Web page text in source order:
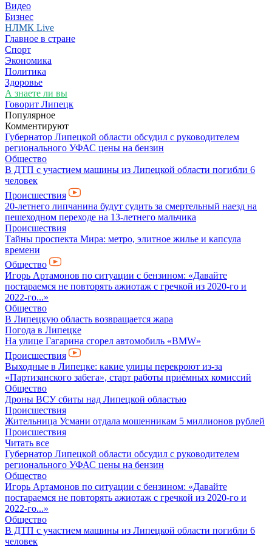
Видео
Бизнес
НЛМК Live
Главное в стране
Спорт
Экономика
Политика
Здоровье
А знаете ли вы
Говорит Липецк
Популярное
Комментируют
Губернатор Липецкой области обсудил с руководителем
регионального УФАС цены на бензин
Общество
В ДТП с участием машины из Липецкой области погибли 6
человек
Происшествия
20-летнего липчанина будут судить за смертельный наезд на
пешеходном переходе на 13-летнего мальчика
Происшествия
Тайны проспекта Мира: метро, элитное жилье и капсула
времени
Общество
Игорь Артамонов по ситуации с бензином: «Давайте
постараемся не повторять ажиотаж с гречкой из 2020-го и
2022-го...»
Общество
В Липецкую область возвращается жара
Погода в Липецке
На улице Гагарина сгорел автомобиль «BMW»
Происшествия
Выходные в Липецке: какие улицы перекроют из-за
«Партизанского забега», старт работы приёмных комиссий
Общество
Дроны ВСУ сбиты над Липецкой областью
Происшествия
Жительница Усмани отдала мошенникам 5 миллионов рублей
Происшествия
Читать все
Губернатор Липецкой области обсудил с руководителем
регионального УФАС цены на бензин
Общество
Игорь Артамонов по ситуации с бензином: «Давайте
постараемся не повторять ажиотаж с гречкой из 2020-го и
2022-го...»
Общество
В ДТП с участием машины из Липецкой области погибли 6
человек